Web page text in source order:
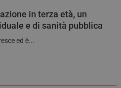
in terza età, un
e di sanità pubblica
ed è...
tv.quotidianosanita.it
4